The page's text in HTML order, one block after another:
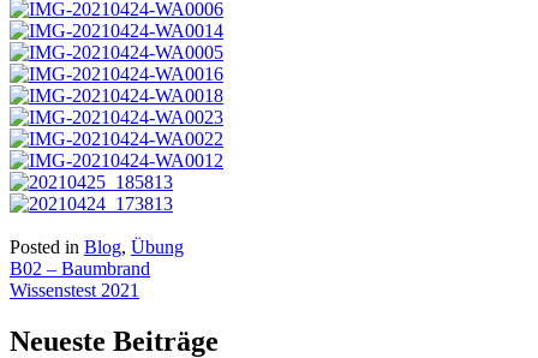
Posted in Blog, Übung
Beitragsnavigation
B02 – Baumbrand
Wissenstest 2021
Neueste Beiträge